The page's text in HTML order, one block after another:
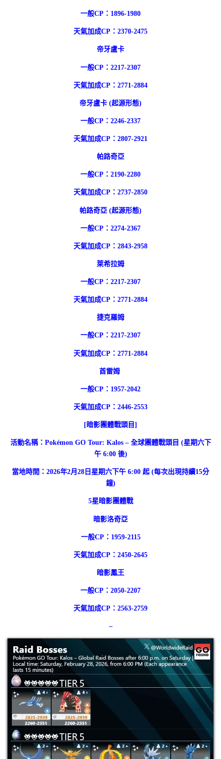
一般CP：1896-1980
天氣加成CP：2370-2475
帝牙盧卡
一般CP：2217-2307
天氣加成CP：2771-2884
帝牙盧卡 (起源形態)
一般CP：2246-2337
天氣加成CP：2807-2921
帕路奇亞
一般CP：2190-2280
天氣加成CP：2737-2850
帕路奇亞 (起源形態)
一般CP：2274-2367
天氣加成CP：2843-2958
萊希拉姆
一般CP：2217-2307
天氣加成CP：2771-2884
捷克羅姆
一般CP：2217-2307
天氣加成CP：2771-2884
酋雷姆
一般CP：1957-2042
天氣加成CP：2446-2553
[暗影團體戰頭目]
活動名稱：Pokémon GO Tour: Kalos – 全球團體戰頭目 (星期六下
午 6:00 後)
當地時間：2026年2月28日星期六下午 6:00 起 (每次出現持續15分
鐘)
5星暗影團體戰
暗影洛奇亞
一般CP：1959-2115
天氣加成CP：2450-2645
暗影鳳王
一般CP：2050-2207
天氣加成CP：2563-2759
–